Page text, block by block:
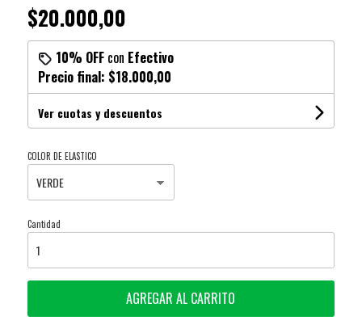
$20.000,00
10% OFFcon Efectivo
Precio final: $18.000,00
Ver cuotas y descuentos
COLOR DE ELASTICO
Cantidad
AGREGAR AL CARRITO